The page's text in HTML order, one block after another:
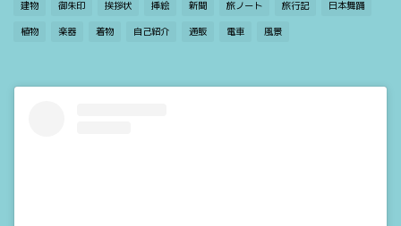
建物 御朱印 挨拶状 挿絵 新聞 旅ノート 旅行記 日本舞踊
植物 楽器 着物 自己紹介 通販 電車 風景